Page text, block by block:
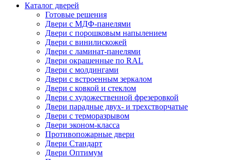
Каталог дверей
Готовые решения
Двери с МДФ-панелями
Двери с порошковым напылением
Двери с винилискожей
Двери с ламинат-панелями
Двери окрашенные по RAL
Двери с молдингами
Двери с встроенным зеркалом
Двери с ковкой и стеклом
Двери с художественной фрезеровкой
Двери парадные двух- и трехстворчатые
Двери с терморазрывом
Двери эконом-класса
Противопожарные двери
Двери Стандарт
Двери Оптимум